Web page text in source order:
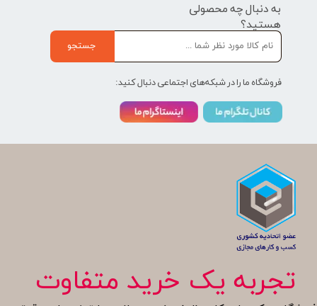
تجربه یک خرید متفاوت
به دنبال چه محصولی
هستید؟
جستجو
فروشگاه ما را در شبکه‌های اجتماعی دنبال کنید: